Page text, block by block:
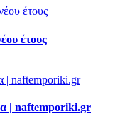
έτους
| naftemporiki.gr